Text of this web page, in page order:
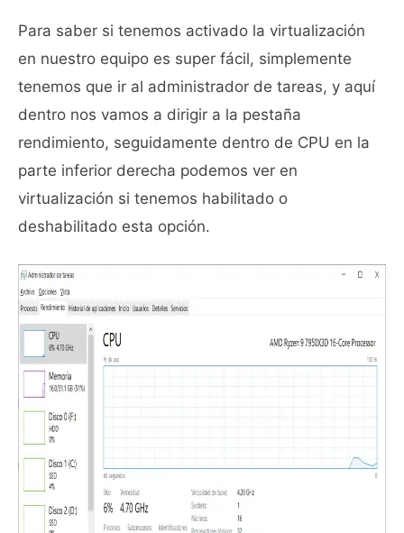
Para saber si tenemos activado la virtualización
en nuestro equipo es super fácil, simplemente
tenemos que ir al administrador de tareas, y aquí
dentro nos vamos a dirigir a la pestaña
rendimiento, seguidamente dentro de CPU en la
parte inferior derecha podemos ver en
virtualización si tenemos habilitado o
deshabilitado esta opción.